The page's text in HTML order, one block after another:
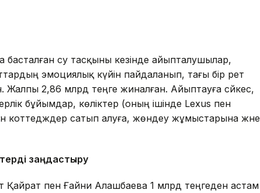
су тасқыны кезінде айыпталушылар,
эмоциялық күйін пайдаланып, тағы бір рет
Жалпы 2,86 млрд теңге жиналған. Айыптауға сәйкес,
бұйымдар, көліктер (оның ішінде Lexus пен
коттедждер сатып алуға, жөндеу жұмыстарына және
заңдастыру
Қайрат пен Ғайни Алашбаева 1 млрд теңгеден астам